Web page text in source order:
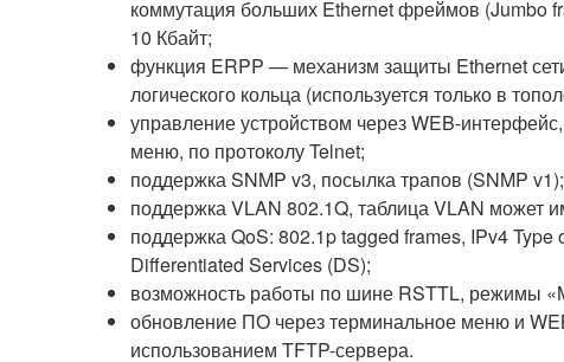
коммутация больших Ethernet фреймов (Jumbo
10 Кбайт;
функция ERPP — механизм защиты Ethernet
логического кольца (используется только в
управление устройством через WEB-
меню, по протоколу Telnet;
поддержка SNMP v3, посылка трапов (SNMP v1);
поддержка VLAN 802.1Q, таблица VLAN может
поддержка QoS: 802.1p tagged frames, IPv4 Type
Differentiated Services (DS);
возможность работы по шине RSTTL, режимы
обновление ПО через терминальное меню и
использованием TFTP-сервера.